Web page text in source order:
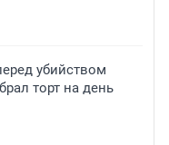
убийством
торт на день